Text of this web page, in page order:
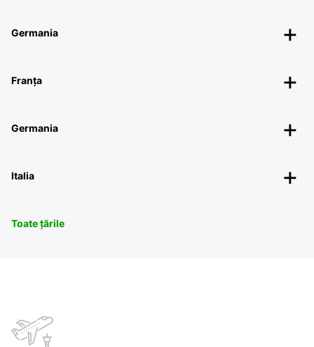
Germania
Franța
Germania
Italia
Toate țările